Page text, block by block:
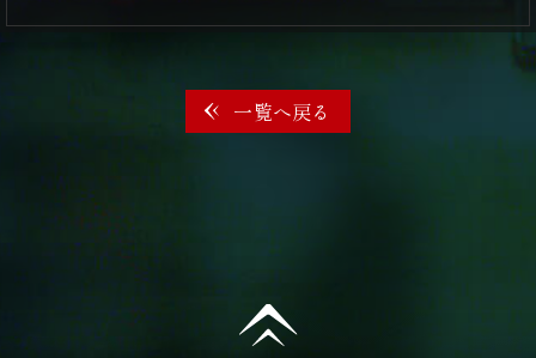
一覧へ戻る